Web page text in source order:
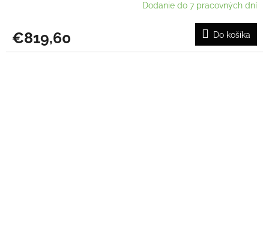
Dodanie do 7 pracovných dní
€819,60 Do košíka